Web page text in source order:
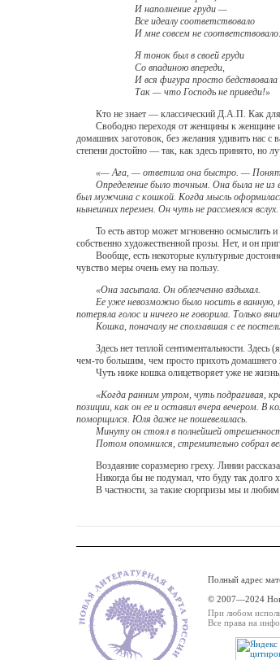
И наполнение груди —
Все идеалу соответствовало
И мне совсем не соответствовало:
Я тонок был в своей груди
Со впадиною впереди,
И вся фигура просто бедствовала
Так — что Господь не приведи!»
Кто не знает — классический Д.А.П. Как для
Свободно переходя от женщины к женщине и
домашних заготовок, без желания удивить нас
степени достойно — так, как здесь принято, но
«— Ага, — ответила она быстро. —
Определение было точным. Она была не
был мужчина с кошкой. Когда мысль
нынешних перемен. Он чуть не рассмеялся
То есть автор может мгновенно осмыслить и
собственно художественной прозы. Нет, и он
Вообще, есть некоторые культурные
чувство меры очень ему на пользу.
«Она засыпала. Он облегченно вздыхал.
Ее уже невозможно было носить в
потеряла голос и ничего не говорила. Только
Кошка, поначалу не сползавшая с ее
Здесь нет теплой сентиментальности. Здесь
чем-то большим, чем просто прихоть домашнего
Чуть ниже кошка олицетворяет уже не жизнь,
«Когда ранним утром, чуть подрагивая,
позиции, как он ее и оставил вчера вечером.
поморщился. Юля даже не пошевелилась.
Минуту он стоял в полнейшей
Потом опомнился, стремительно собрал
Воздаяние соразмерно греху. Линии рассказа
Никогда бы не подумал, что буду так долго
В частности, за такие сюрпризы мы и любим
Полный адрес
© 2007—2024
При любом
Все права на